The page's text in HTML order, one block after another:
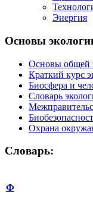
Энергия
Основы
Основы общей
Краткий курс
Биосфера и
Словарь
Охрана
Словарь:
Ф